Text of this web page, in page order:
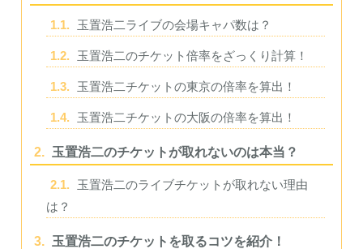
1.1. 玉置浩二ライブの会場キャパ数は？
1.2. 玉置浩二のチケット倍率をざっくり計算！
1.3. 玉置浩二チケットの東京の倍率を算出！
1.4. 玉置浩二チケットの大阪の倍率を算出！
2. 玉置浩二のチケットが取れないのは本当？
2.1.
玉置浩二のライブチケットが取れない理由
は？
3. 玉置浩二のチケットを取るコツを紹介！